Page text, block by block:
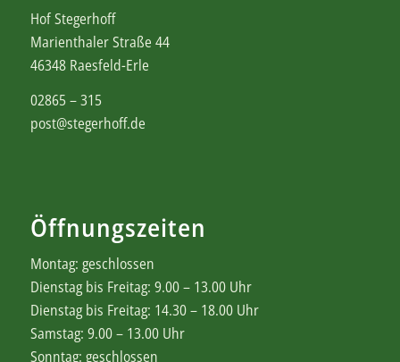
Hof Stegerhoff
Marienthaler Straße 44
46348 Raesfeld-Erle
02865 – 315
post@stegerhoff.de
Öffnungszeiten
Montag: geschlossen
Dienstag bis Freitag: 9.00 – 13.00 Uhr
Dienstag bis Freitag: 14.30 – 18.00 Uhr
Samstag: 9.00 – 13.00 Uhr
Sonntag: geschlossen